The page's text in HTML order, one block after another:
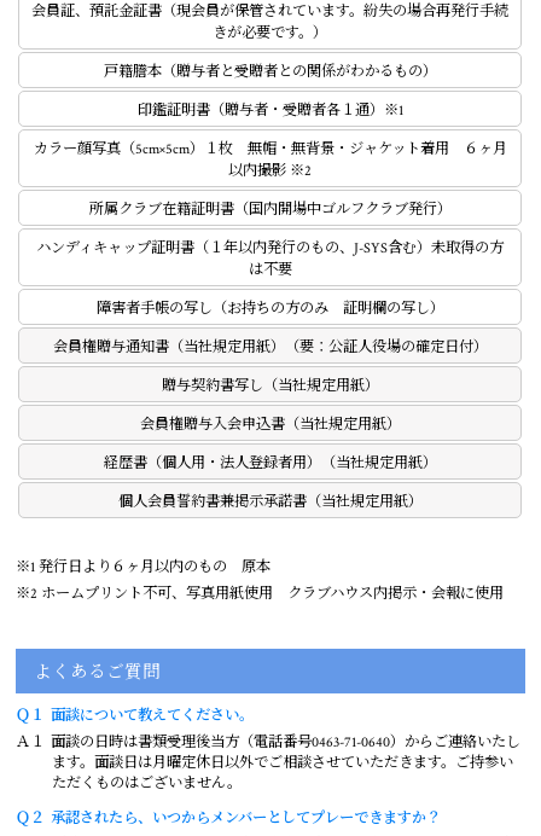
会員証、預託金証書（現会員が保管されています。紛失の場合再発行手続
きが必要です。）
戸籍謄本（贈与者と受贈者との関係がわかるもの）
印鑑証明書（贈与者・受贈者各１通）※1
カラー顔写真（5cm×5cm）１枚 無帽・無背景・ジャケット着用 ６ヶ月
以内撮影 ※2
所属クラブ在籍証明書（国内開場中ゴルフクラブ発行）
ハンディキャップ証明書（１年以内発行のもの、J-SYS含む）未取得の方
は不要
障害者手帳の写し（お持ちの方のみ 証明欄の写し）
会員権贈与通知書（当社規定用紙）（要：公証人役場の確定日付）
贈与契約書写し（当社規定用紙）
会員権贈与入会申込書（当社規定用紙）
経歴書（個人用・法人登録者用）（当社規定用紙）
個人会員誓約書兼掲示承諾書（当社規定用紙）
※1 発行日より６ヶ月以内のもの 原本
※2 ホームプリント不可、写真用紙使用 クラブハウス内掲示・会報に使用
よくあるご質問
Ｑ１ 面談について教えてください。
Ａ１ 面談の日時は書類受理後当方（電話番号0463-71-0640）からご連絡いたし
ます。面談日は月曜定休日以外でご相談させていただきます。ご持参い
ただくものはございません。
Ｑ２ 承認されたら、いつからメンバーとしてプレーできますか？